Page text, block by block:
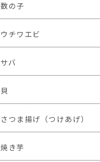
数の子
ウチワエビ
サバ
貝
さつま揚げ（つけあげ）
焼き芋